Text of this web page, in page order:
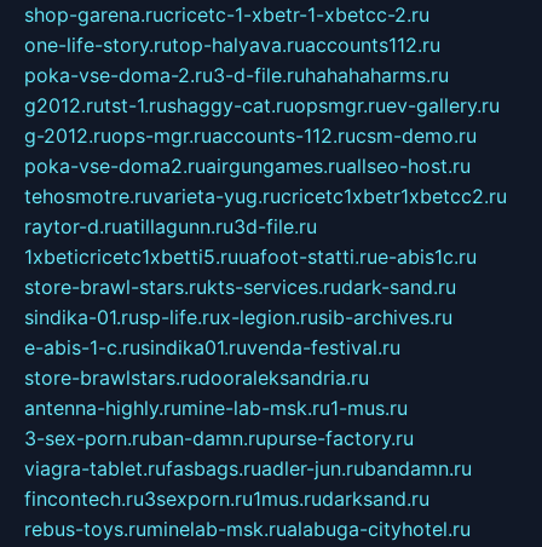
shop-garena.rucricetc-1-xbetr-1-xbetcc-2.ru
one-life-story.rutop-halyava.ruaccounts112.ru
poka-vse-doma-2.ru3-d-file.ruhahahaharms.ru
g2012.rutst-1.rushaggy-cat.ruopsmgr.ruev-gallery.ru
g-2012.ruops-mgr.ruaccounts-112.rucsm-demo.ru
poka-vse-doma2.ruairgungames.ruallseo-host.ru
tehosmotre.ruvarieta-yug.rucricetc1xbetr1xbetcc2.ru
raytor-d.ruatillagunn.ru3d-file.ru
1xbeticricetc1xbetti5.ruuafoot-statti.rue-abis1c.ru
store-brawl-stars.rukts-services.rudark-sand.ru
sindika-01.rusp-life.rux-legion.rusib-archives.ru
e-abis-1-c.rusindika01.ruvenda-festival.ru
store-brawlstars.rudooraleksandria.ru
antenna-highly.rumine-lab-msk.ru1-mus.ru
3-sex-porn.ruban-damn.rupurse-factory.ru
viagra-tablet.rufasbags.ruadler-jun.rubandamn.ru
fincontech.ru3sexporn.ru1mus.rudarksand.ru
rebus-toys.ruminelab-msk.rualabuga-cityhotel.ru